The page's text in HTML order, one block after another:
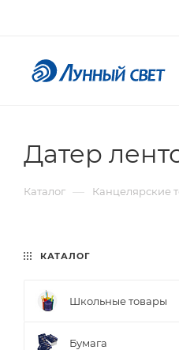
Датер
Каталог — Канцелярские
КАТАЛОГ
Школьные товары
Бумага